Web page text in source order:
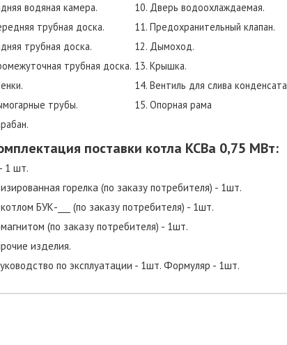
водяная камера.
10. Дверь водоохлаждаемая.
трубная доска.
11. Предохранительный клапан.
трубная доска.
12. Дымоход.
трубная доска. 13. Крышка.
14. Вентиль для слива конденсата
трубы.
15. Опорная рама
поставки котла КСВа 0,75 МВт:
1 шт.
горелка (по заказу потребителя) - 1шт.
БУК-___ (по заказу потребителя) - 1шт.
(по заказу потребителя) - 1шт.
изделия.
по эксплуатации - 1шт. Формуляр - 1шт.